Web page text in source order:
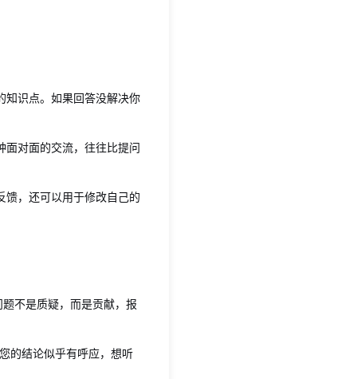
知识点。如果回答没解决你
面对面的交流，往往比提问
馈，还可以用于修改自己的
不是质疑，而是贡献，报
的结论似乎有呼应，想听